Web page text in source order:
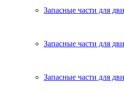
Запасные части для
Запасные части для
Запасные части для